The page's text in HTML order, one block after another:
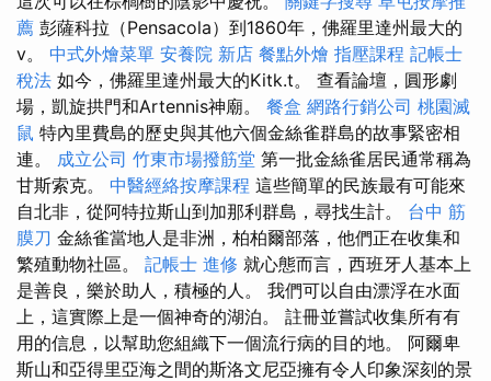
薦 彭薩科拉（Pensacola）到1860年，佛羅里達州最大的
v。 中式外燴菜單 安養院 新店 餐點外燴 指壓課程 記帳士
稅法 如今，佛羅里達州最大的Kitk.t。 查看論壇，圓形劇
場，凱旋拱門和Artennis神廟。 餐盒 網路行銷公司 桃園滅
鼠 特內里費島的歷史與其他六個金絲雀群島的故事緊密相
連。 成立公司 竹東市場撥筋堂 第一批金絲雀居民通常稱為
甘斯索克。 中醫經絡按摩課程 這些簡單的民族最有可能來
自北非，從阿特拉斯山到加那利群島，尋找生計。 台中 筋
膜刀 金絲雀當地人是非洲，柏柏爾部落，他們正在收集和
繁殖動物社區。 記帳士 進修 就心態而言，西班牙人基本上
是善良，樂於助人，積極的人。 我們可以自由漂浮在水面
上，這實際上是一個神奇的湖泊。 註冊並嘗試收集所有有
用的信息，以幫助您組織下一個流行病的目的地。 阿爾卑
斯山和亞得里亞海之間的斯洛文尼亞擁有令人印象深刻的景